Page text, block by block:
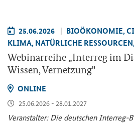
25.06.2026
BIO­ÖKO­NO­MIE,
KLIMA, NA­TÜR­LI­CHE
We­bi­nar­rei­he „Interregim
Wis­sen, Ver­net­zung"
ON­LINE
25.06.2026 - 28.01.2027
Ver­an­stal­ter: Die deut­schen Interreg-​